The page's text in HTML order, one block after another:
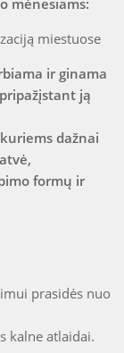
mėnesiams:
miestuose
ir ginama
ją
dažnai
formų ir
prasidės nuo
kalne atlaidai.